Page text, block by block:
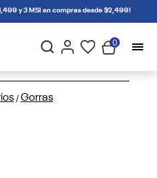
y 3 MSI en compras desde $2,499!
0
/ Gorras